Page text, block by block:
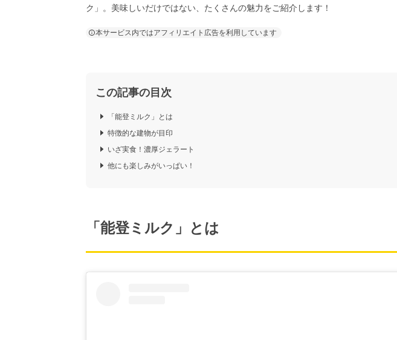
ク」。美味しいだけではない、たくさんの魅力をご紹介します！
本サービス内ではアフィリエイト広告を利用しています
この記事の目次
「能登ミルク」とは
特徴的な建物が目印
いざ実食！濃厚ジェラート
他にも楽しみがいっぱい！
「能登ミルク」とは